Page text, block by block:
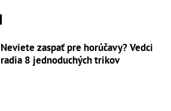
Neviete zaspať pre horúčavy? Vedci
radia 8 jednoduchých trikov